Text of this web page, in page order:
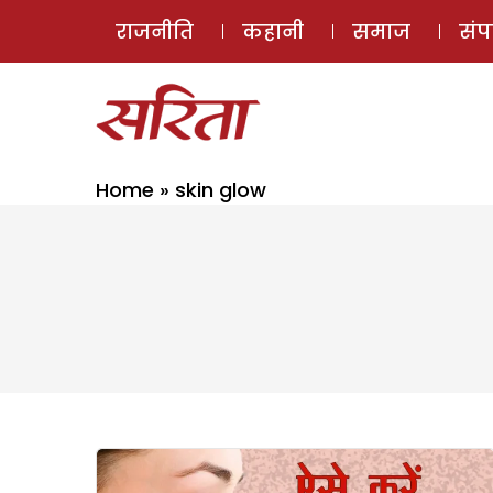
राजनीति कहानी समाज
Home » skin glow